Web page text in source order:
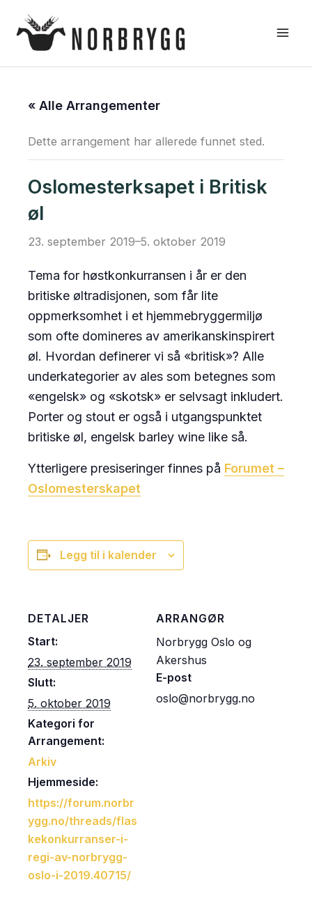
rett
« Alle Arrangementer
Dette arrangement har allerede funnet sted.
Oslomesterksapet i Britisk
øl
23. september 2019–5. oktober 2019
Tema for høstkonkurransen i år er den
britiske øltradisjonen, som får lite
oppmerksomhet i et hjemmebryggermiljø
som ofte domineres av amerikanskinspirert
øl. Hvordan definerer vi så «britisk»? Alle
underkategorier av ales som betegnes som
«engelsk» og «skotsk» er selvsagt inkludert.
Porter og stout er også i utgangspunktet
britiske øl, engelsk barley wine like så.
Ytterligere presiseringer finnes på Forumet –
Oslomesterskapet
Legg til i kalender
DETALJER
Start:
23. september 2019
Slutt:
5. oktober 2019
Kategori for
Arrangement:
Arkiv
Hjemmeside:
https://forum.norbr
ygg.no/threads/flas
kekonkurranser-i-
regi-av-norbrygg-
oslo-i-2019.40715/
ARRANGØR
Norbrygg Oslo og
Akershus
E-post
oslo@norbrygg.no